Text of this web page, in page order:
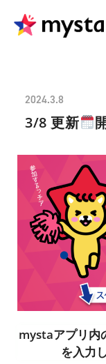
2024.3.8
3/8 更新
mystaアプリ内
を入力